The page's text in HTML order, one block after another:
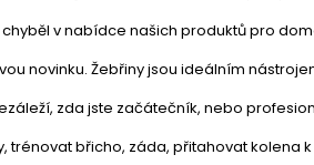
v nabídce našich produktů pro
novinku. Žebřiny jsou ideálním
zda jste začátečník, nebo
trénovat břicho, záda, přitahovat kolena